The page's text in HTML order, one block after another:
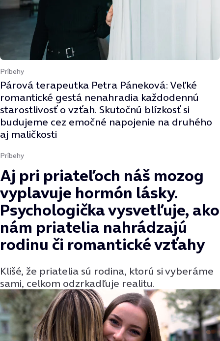
Príbehy
Párová terapeutka Petra Páneková: Veľké
romantické gestá nenahradia každodennú
starostlivosť o vzťah. Skutočnú blízkosť si
budujeme cez emočné napojenie na druhého
aj maličkosti
Príbehy
Aj pri priateľoch náš mozog
vyplavuje hormón lásky.
Psychologička vysvetľuje, ako
nám priatelia nahrádzajú
rodinu či romantické vzťahy
Klišé, že priatelia sú rodina, ktorú si vyberáme
sami, celkom odzrkadľuje realitu.